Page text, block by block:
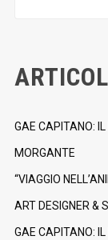
GAE CAPITANO:
MORGANTE
“VIAGGIO
ART DESIGNER &
GAE CAPITANO: